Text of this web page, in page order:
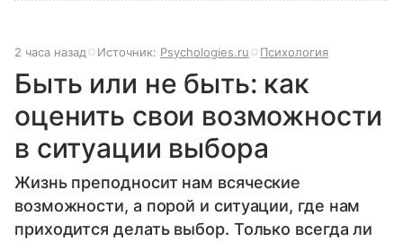
2 часа назад Источник: Psychologies.ru Психология
Быть или не быть: как
оценить свои возможности
в ситуации выбора
Жизнь преподносит нам всяческие
возможности, а порой и ситуации, где нам
приходится делать выбор. Только всегда ли